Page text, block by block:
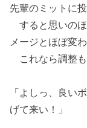
先輩のミットに
すると思いのほ
メージとほぼ変
これなら調整も
「よしっ、良い
げて来い！」